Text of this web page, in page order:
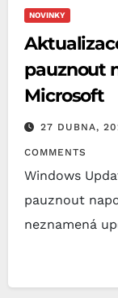
NOVINKY
pauznout
Microsoft
27 DUBNA,
COMMENTS
Windows
pauznout
neznamená